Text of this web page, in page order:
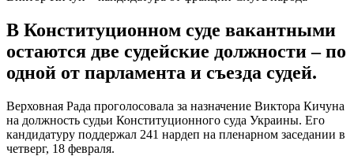
В Конституционном суде вакантными
остаются две судейские должности – по
одной от парламента и съезда судей.
Верховная Рада проголосовала за назначение Виктора Кичуна
на должность судьи Конституционного суда Украины. Его
кандидатуру поддержал 241 нардеп на пленарном заседании в
четверг, 18 февраля.